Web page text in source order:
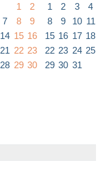
1
2
7 8
9
14 15 16
21 22 23
28 29 30
1 2 3
4
8
9 10 11
15 16 17 18
22 23 24 25
29 30 31